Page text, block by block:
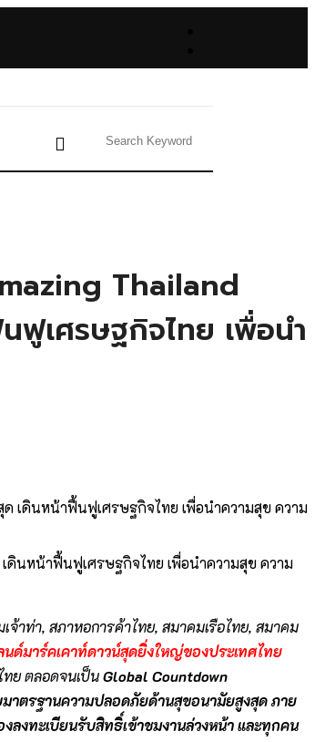
Thailand
เศรษฐกิจไทย เพื่อนำ
ดินหน้าฟื้นฟูเศรษฐกิจไทย เพื่อนำความสุข ความ
เจ้าท่า, สภาหอการค้าไทย, สมาคมเรือไทย, สมาคม
ด์มาร์คเคาท์ดาวน์สุดยิ่งใหญ่ของประเทศไทย
ทย ตลอดจนเป็นGlobal Countdown
าตรฐานความปลอดภัยด้านสุขอนามัยสูงสุดภาย
ลงทะเบียนรับสิทธิ์เข้าชมงานล่วงหน้า และทุกคน